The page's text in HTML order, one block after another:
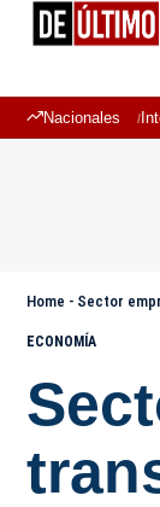
Nacionales
Home - Sector
ECONOMÍA